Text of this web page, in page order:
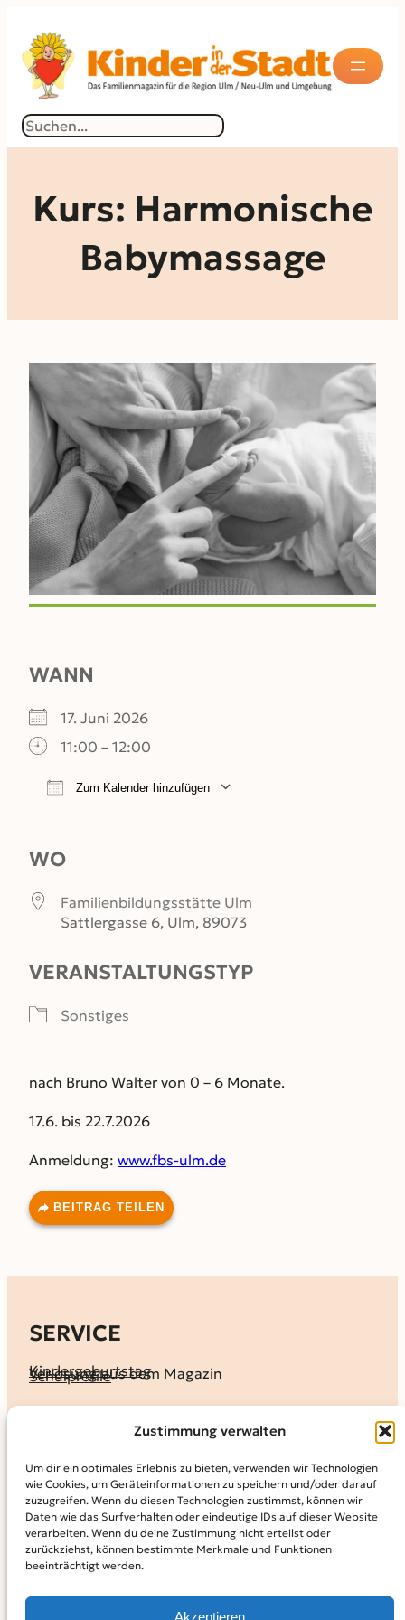
Zustimmung verwalten
Um dir ein optimales Erlebnis zu bieten, verwenden wir Technologien
wie Cookies, um Geräteinformationen zu speichern und/oder darauf
zuzugreifen. Wenn du diesen Technologien zustimmst, können wir
Daten wie das Surfverhalten oder eindeutige IDs auf dieser Website
verarbeiten. Wenn du deine Zustimmung nicht erteilst oder
zurückziehst, können bestimmte Merkmale und Funktionen
beeinträchtigt werden.
Akzeptieren
Inhalt
springen
Suchen
Kurs: Harmonische
Babymassage
WANN
17. Juni 2026
11:00 – 12:00
Zum Kalender hinzufügen
WO
Familienbildungsstätte Ulm
Sattlergasse 6, Ulm, 89073
VERANSTALTUNGSTYP
Sonstiges
nach Bruno Walter von 0 – 6 Monate.
17.6. bis 22.7.2026
Anmeldung: www.fbs-ulm.de
BEITRAG TEILEN
SERVICE
Kindergeburtstag
Verlosung aus dem Magazin
Schulprofile
KALENDER
MAGAZIN
KidS-Ausgaben online lesen
Abonnement
Archiv
INFO